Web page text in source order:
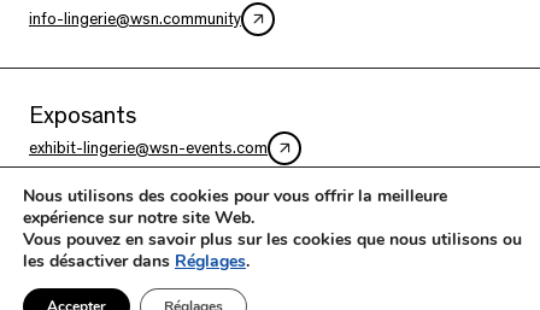
info-lingerie@wsn.community
Exposants
exhibit-lingerie@wsn-events.com
INSTAGRAMFACEBOOKLINKEDIN
YOUTUBE SALON INTERNATIONAL DE LA LINGERIE
YOUTUBE INTERFILIÈRE PARIS
Nous utilisons des cookies pour vous offrir la meilleure
expérience sur notre site Web.
Vous pouvez en savoir plus sur les cookies que nous utilisons ou
les désactiver dans Réglages.